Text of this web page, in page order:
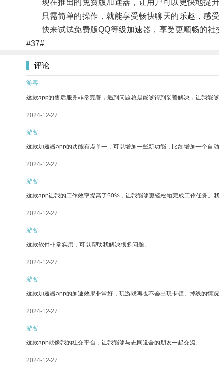
现在推出的免费版加速器，让用户可以更快地提升
只需简单的操作，就能享受畅快聊天的乐趣，感受
快来试试免费版QQ等级加速器，享受更顺畅的社
#37#
评论
游客
这款app的售后服务非常完善，遇到问题总是能够得到妥善解决，让我能够
2024-12-27
游客
这款加速器app的功能有点单一，可以增加一些新功能，比如增加一个自动
2024-12-27
游客
这款app让我的工作效率提高了50%，让我能够更轻松地完成工作任务。
2024-12-27
游客
这款软件非常实用，可以帮助我解决很多问题。
2024-12-27
游客
这款加速器app的加速效果非常好，玩游戏再也不会出现卡顿、掉线的情
2024-12-27
游客
这款app就像我的社交平台，让我能够与志同道合的朋友一起交流。
2024-12-27